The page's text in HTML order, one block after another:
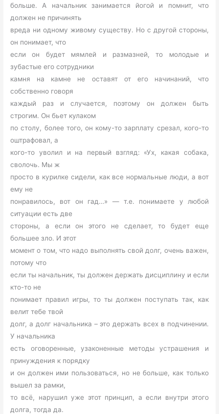
больше. А начальник занимается йогой и помнит, что
должен не причинять
вреда ни одному живому существу. Но с другой стороны,
он понимает, что
если он будет мямлей и размазней, то молодые и
зубастые его сотрудники
камня на камне не оставят от его начинаний, что
собственно говоря
каждый раз и случается, поэтому он должен быть
строгим. Он бьет кулаком
по столу, более того, он кому-то зарплату срезал, кого-то
оштрафовал, а
кого-то уволил и на первый взгляд: «Ух, какая собака,
сволочь. Мы ж
просто в курилке сидели, как все нормальные люди, а вот
ему не
понравилось, вот он гад…» — т.е. понимаете у любой
ситуации есть две
стороны, а если он этого не сделает, то будет еще
большее зло. И этот
момент о том, что надо выполнять свой долг, очень важен,
потому что
если ты начальник, ты должен держать дисциплину и если
кто-то не
понимает правил игры, то ты должен поступать так, как
велит тебе твой
долг, а долг начальника – это держать всех в подчинении.
У начальника
есть оговоренные, узаконенные методы устрашения и
принуждения к порядку
и он должен ими пользоваться, но не больше, как только
вышел за рамки,
то всё, нарушил уже этот принцип, а если внутри этого
долга, тогда да.